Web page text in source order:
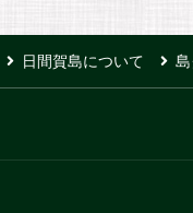
日間賀島について